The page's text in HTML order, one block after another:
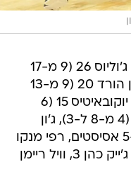
דייויד דה ג'וליוס 26 (9 מ-17
מהשדה, 6 מ-6 מהעונשין), ג'יילן הורד 20 (9 מ-13
מהשדה) ו-8 ריבאונדים, רוקאס יוקובאיטיס 15 (6
מ-7 מהשדה), מריאל שאיוק 14 (4 מ-8 ל-3), ג'ון
דיברתולומאו 12, 8 ריבאונדים ו-5 אסיסטים, רפי מנקו
7 ו-6 ריבאונדים, ווניין גבריאל 4, ג'ייק כהן 3, וויל ריימן